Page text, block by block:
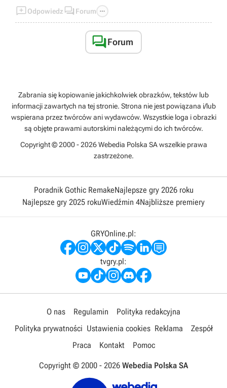
Odpowiedz  Forum 
Forum
Zabrania się kopiowanie jakichkolwiek obrazków, tekstów lub
informacji zawartych na tej stronie. Strona nie jest powiązana i/lub
wspierana przez twórców ani wydawców. Wszystkie loga i obrazki
są objęte prawami autorskimi należącymi do ich twórców.
Copyright © 2000 - 2026 Webedia Polska SA wszelkie prawa
zastrzeżone.
Poradnik Gothic RemakeNajlepsze gry 2026 roku
Najlepsze gry 2025 rokuWiedźmin 4Najbliższe premiery
GRYOnline.pl:
tvgry.pl:
O nas Regulamin
Polityka redakcyjna
Polityka prywatności Ustawienia cookies Reklama
Zespół
Praca
Kontakt Pomoc
Copyright © 2000 - 2026 Webedia Polska SA